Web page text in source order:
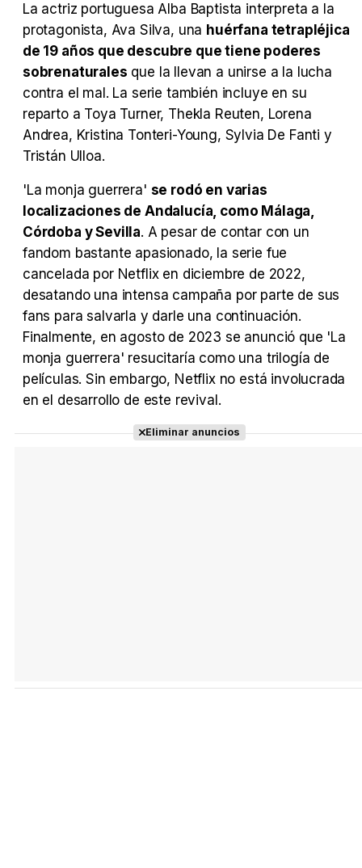
La actriz portuguesa Alba Baptista interpreta a la
protagonista, Ava Silva, una huérfana tetrapléjica
de 19 años que descubre que tiene poderes
sobrenaturales que la llevan a unirse a la lucha
contra el mal. La serie también incluye en su
reparto a Toya Turner, Thekla Reuten, Lorena
Andrea, Kristina Tonteri-Young, Sylvia De Fanti y
Tristán Ulloa.
'La monja guerrera' se rodó en varias
localizaciones de Andalucía, como Málaga,
Córdoba y Sevilla. A pesar de contar con un
fandom bastante apasionado, la serie fue
cancelada por Netflix en diciembre de 2022,
desatando una intensa campaña por parte de sus
fans para salvarla y darle una continuación.
Finalmente, en agosto de 2023 se anunció que 'La
monja guerrera' resucitaría como una trilogía de
películas. Sin embargo, Netflix no está involucrada
en el desarrollo de este revival.
Eliminar anuncios